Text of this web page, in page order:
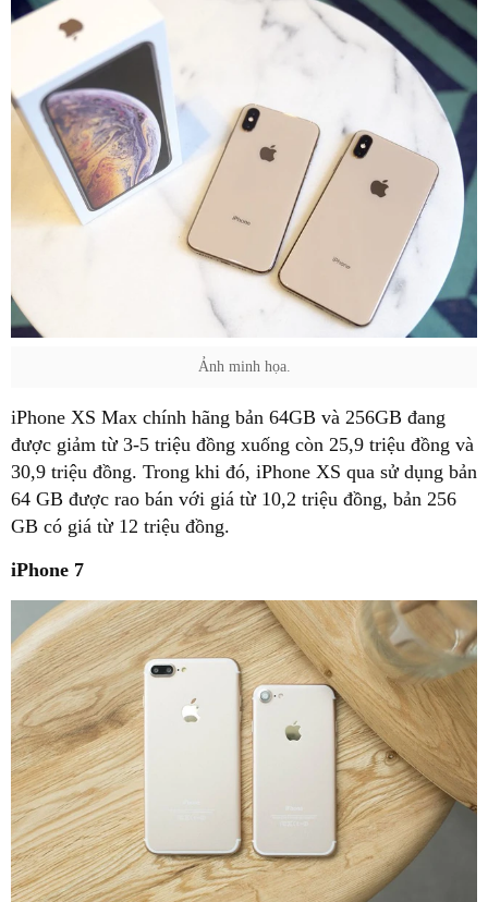
Ảnh minh họa.
iPhone XS Max chính hãng bản 64GB và 256GB đang
được giảm từ 3-5 triệu đồng xuống còn 25,9 triệu đồng và
30,9 triệu đồng. Trong khi đó, iPhone XS qua sử dụng bản
64 GB được rao bán với giá từ 10,2 triệu đồng, bản 256
GB có giá từ 12 triệu đồng.
iPhone 7